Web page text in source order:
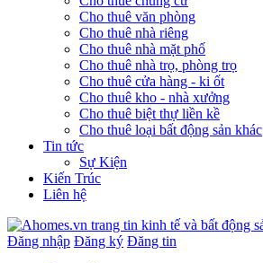
Cho thuê văn phòng
Cho thuê nhà riêng
Cho thuê nhà mặt phố
Cho thuê nhà trọ, phòng trọ
Cho thuê cửa hàng - ki ốt
Cho thuê kho - nhà xưởng
Cho thuê biệt thự liền kề
Cho thuê loại bất động sản khác
Tin tức
Sự Kiện
Kiến Trúc
Liên hệ
Đăng nhập Đăng ký Đăng tin